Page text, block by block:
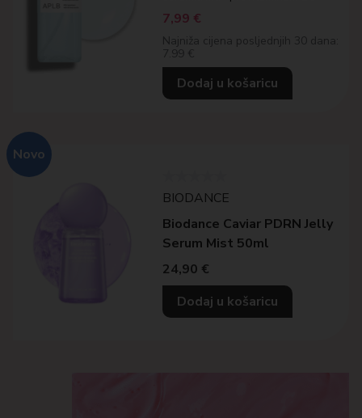
7,99 €
Najniža cijena posljednjih 30 dana:
7.99 €
Dodaj u košaricu
Novo
BIODANCE
Biodance Caviar PDRN Jelly
Serum Mist 50ml
24,90 €
Dodaj u košaricu